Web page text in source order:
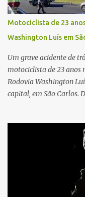
feridos. Equipes da
ocorrência e isolaram a
última atualização,
Civil investigará a
circunstâncias do crime.
Motociclista de 23
Washington Luís em
Um grave acidente de
motociclista de 23 anos
Rodovia Washington
capital, em São Carlos.
veículo, o trânsito
realizadas na rodovia,
a violência da colisão,
Testemunhas
durante o acidente. O
morreu ainda no local.